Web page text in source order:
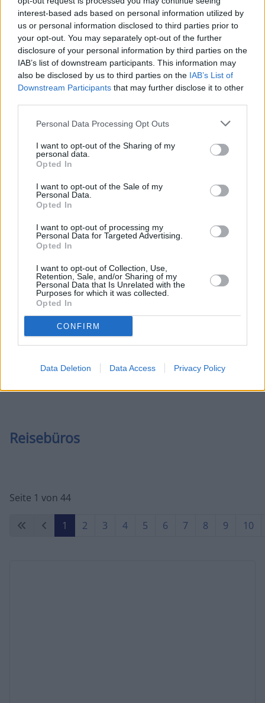
interest-based ads based on personal information utilized by
us or personal information disclosed to third parties prior to
your opt-out. You may separately opt-out of the further
disclosure of your personal information by third parties on the
IAB’s list of downstream participants. This information may
also be disclosed by us to third parties on the IAB’s List of
Downstream Participants that may further disclose it to other
Personal Data Processing Opt Outs
I want to opt-out of the Sharing of my
personal data.
Opted In
I want to opt-out of the Sale of my
Personal Data.
Opted In
I want to opt-out of processing my
Personal Data for Targeted Advertising.
Opted In
I want to opt-out of Collection, Use,
Retention, Sale, and/or Sharing of my
Personal Data that Is Unrelated with the
Purposes for which it was collected.
Opted In
CONFIRM
Data Deletion Data Access Privacy Policy
Frühlingstrips: Reise zum National Cherry Blossom
Festival in Washington
Unterkategorien
Reisenews
Veranstalter
Kreuzfahrten
Reiseziele
Verkehr
Reisebüros
Seite 1 von 44
1 2 3 4 5 6 7 8 9 10